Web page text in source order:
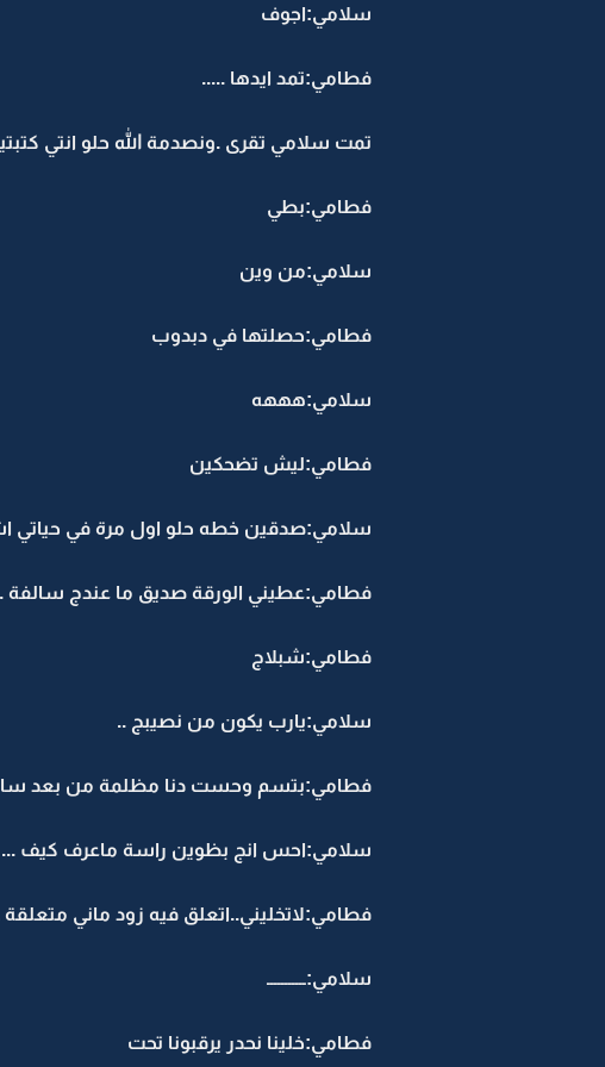
سلامي:اجوف
فطامي:تمد ايدها .....
تمت سلامي تقرى .ونصدمة الله حلو انتي
فطامي:بطي
سلامي:من وين
فطامي:حصلتها في دبدوب
سلامي:هههه
فطامي:ليش تضحكين
سلامي:صدقين خطه حلو اول مرة في حياتي
فطامي:عطيني الورقة صديق ما عندج
فطامي:شبلاج
سلامي:يارب يكون من نصيبج ..
فطامي:بتسم وحست دنا مظلمة من بعد
سلامي:احس انج بظوين راسة ماعرف كيف ...
فطامي:لاتخليني..اتعلق فيه زود ماني متعلقة
سلامي:ـــــــــــ
فطامي:خلينا نحدر يرقبونا تحت